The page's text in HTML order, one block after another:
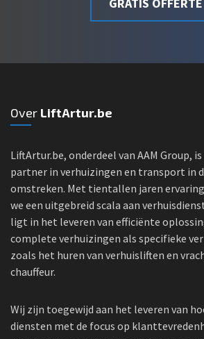
Over LiftArtur.be
LiftArtur.be, onderdeel van AAM Group,
partner in verhuizingen en transport in
omstreken. Met tientallen jaren
we een uitgebreid scala aan
ligt in het leveren van efficiënte
complete verhuizingen als specifieke
zoals het huren van verhuisliften en
chauffeur.
Wij zijn toegewijd aan het leveren van
diensten met de focus op